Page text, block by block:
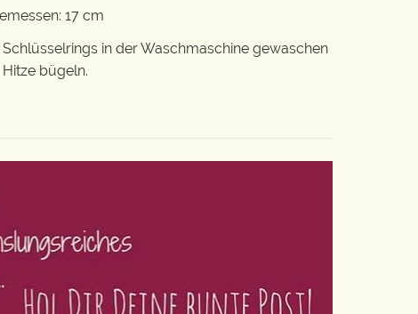
17 cm
in der Waschmaschine gewaschen
bügeln.